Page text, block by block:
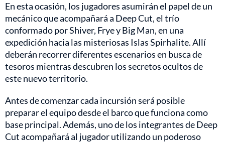
En esta ocasión, los jugadores asumirán el papel de un
mecánico que acompañará a Deep Cut, el trío
conformado por Shiver, Frye y Big Man, en una
expedición hacia las misteriosas Islas Spirhalite. Allí
deberán recorrer diferentes escenarios en busca de
tesoros mientras descubren los secretos ocultos de
este nuevo territorio.
Antes de comenzar cada incursión será posible
preparar el equipo desde el barco que funciona como
base principal. Además, uno de los integrantes de Deep
Cut acompañará al jugador utilizando un poderoso